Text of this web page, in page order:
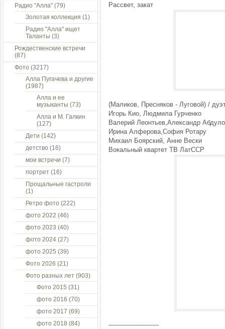
Рассвет, закат
(Маликов, Пресняков - Луговой) /
Игорь Кио, Людмила Гурченко
Валерий Леонтьев,Александр
Ирина Алферова,София Ротару
Михаил Боярский, Анне Вески
Вокальный квартет ТВ ЛатССР
-------------------------
Радио "Алла" (79)
Золотая коллекция (1)
Радио "Алла" ищет
Таланты (3)
Рождественские встречи
(87)
Фото (3217)
Алла Пугачева и другие
(1987)
Алла и ее
музыканты (73)
Алла и М. Галкин
(127)
Дети (142)
детство (16)
мои встречи (7)
портрет (16)
Прощальные гастроли
(1)
Ретро фото (222)
фото 2022 (46)
фото 2023 (40)
фото 2024 (27)
фото 2025 (39)
Фото 2026 (21)
Фото разных лет (903)
Фото 2015 (31)
фото 2016 (70)
фото 2017 (69)
фото 2018 (84)